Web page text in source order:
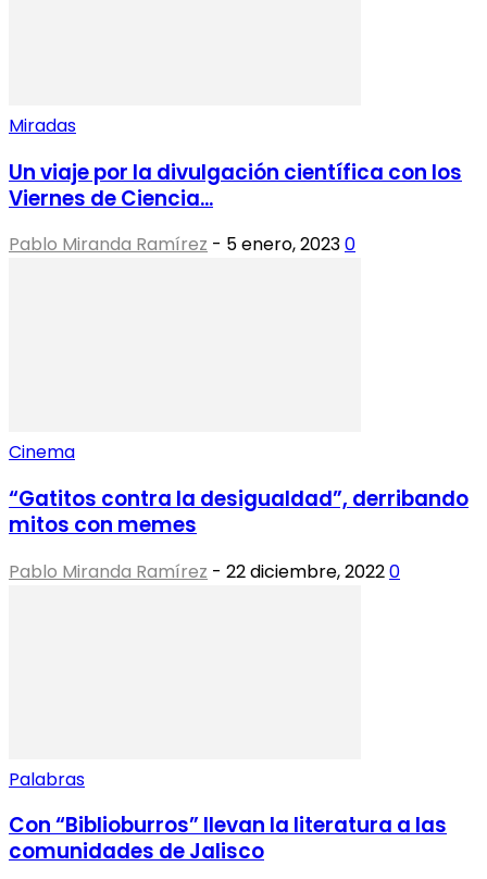
Miradas
Un viaje por la divulgación científica con los
Viernes de Ciencia...
Pablo Miranda Ramírez - 5 enero, 20230
Cinema
“Gatitos contra la desigualdad”, derribando
mitos con memes
Pablo Miranda Ramírez - 22 diciembre, 20220
Palabras
Con “Biblioburros” llevan la literatura a las
comunidades de Jalisco